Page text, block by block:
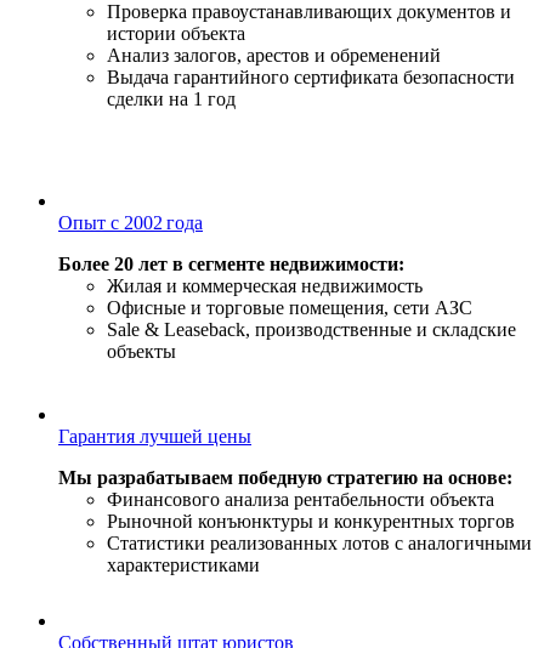
Проверка правоустанавливающих документов и
истории объекта
Анализ залогов, арестов и обременений
Выдача гарантийного сертификата безопасности
сделки на 1 год
Опыт с 2002 года
Более 20 лет в сегменте недвижимости:
Жилая и коммерческая недвижимость
Офисные и торговые помещения, сети АЗС
Sale & Leaseback, производственные и складские
объекты
Гарантия лучшей цены
Мы разрабатываем победную стратегию на основе:
Финансового анализа рентабельности объекта
Рыночной конъюнктуры и конкурентных торгов
Статистики реализованных лотов с аналогичными
характеристиками
Собственный штат юристов